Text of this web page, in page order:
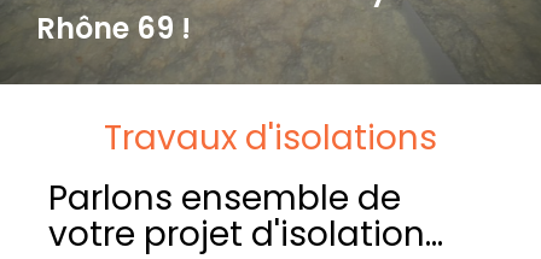
Rhône 69 !
Travaux d'isolations
Parlons ensemble de
votre projet d'isolation...